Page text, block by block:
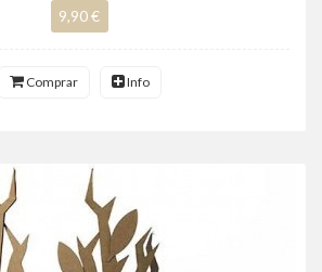
9,90 €
Comprar Info